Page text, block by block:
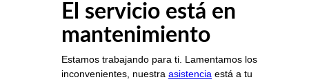
El servicio está en
mantenimiento
Estamos trabajando para ti. Lamentamos los
inconvenientes, nuestra asistencia está a tu